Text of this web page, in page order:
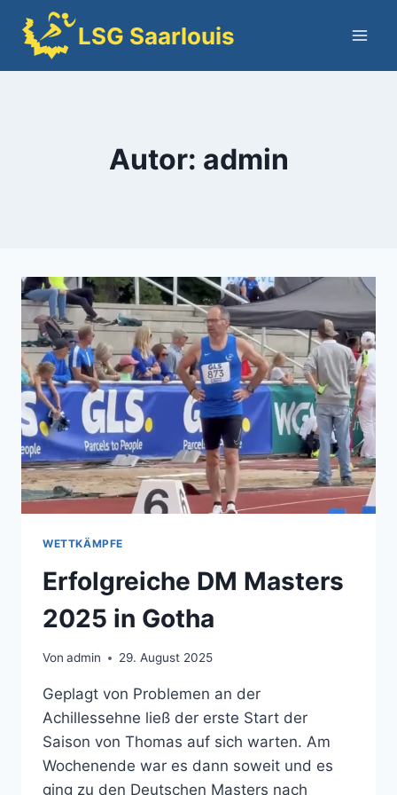
Inhalt
springen
LSG Saarlouis
Autor: admin
WETTKÄMPFE
Erfolgreiche DM Masters
2025 in Gotha
Von admin 29. August 2025
Geplagt von Problemen an der
Achillessehne ließ der erste Start der
Saison von Thomas auf sich warten. Am
Wochenende war es dann soweit und es
ging zu den Deutschen Masters nach